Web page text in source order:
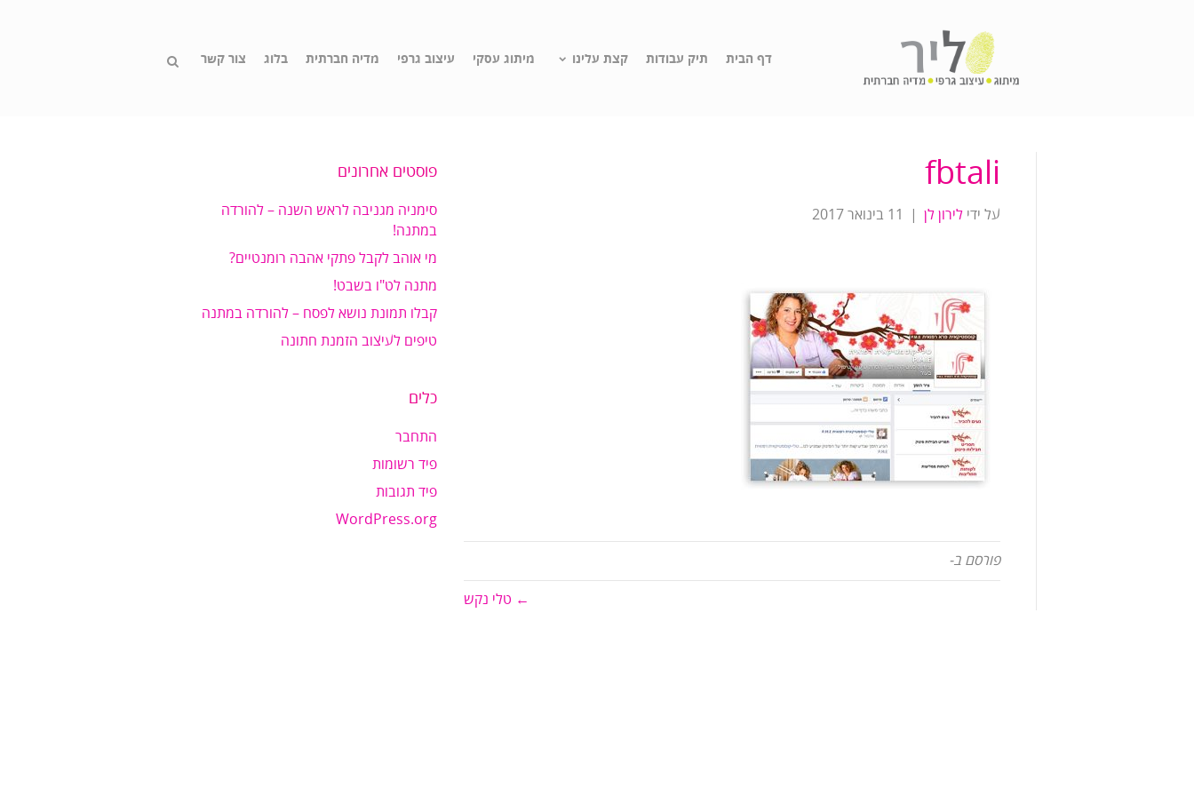
דף הבית תיק עבודות קצת עלינו מיתוג עסקי עיצוב גרפי מדיה חברתית בלוג צור קשר
fbtali
על ידי לירון לן 11 בינואר 2017
פורסם ב-
← טלי נקש
פוסטים אחרונים
סימניה מגניבה לראש השנה – להורדה
במתנה!
מי אוהב לקבל פתקי אהבה רומנטיים?
מתנה לט"ו בשבט!
קבלו תמונת נושא לפסח – להורדה במתנה
טיפים לעיצוב הזמנת חתונה
כלים
התחבר
פיד רשומות
פיד תגובות
WordPress.org